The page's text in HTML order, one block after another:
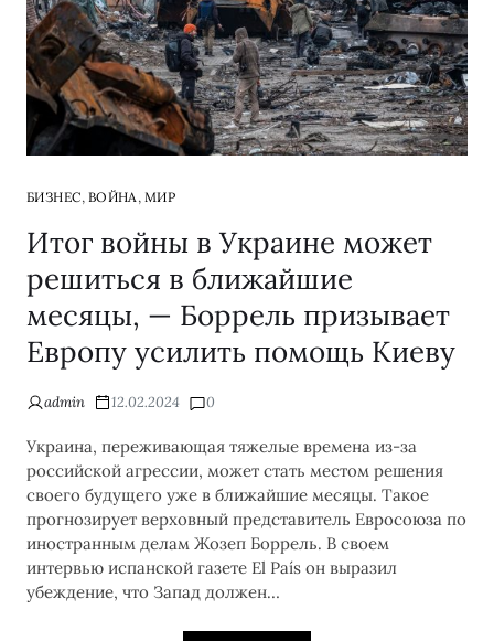
БИЗНЕС, ВОЙНА, МИР
Итог войны в Украине может
решиться в ближайшие
месяцы, — Боррель призывает
Европу усилить помощь Киеву
admin 12.02.2024 0
Украина, переживающая тяжелые времена из-за
российской агрессии, может стать местом решения
своего будущего уже в ближайшие месяцы. Такое
прогнозирует верховный представитель Евросоюза по
иностранным делам Жозеп Боррель. В своем
интервью испанской газете El País он выразил
убеждение, что Запад должен…